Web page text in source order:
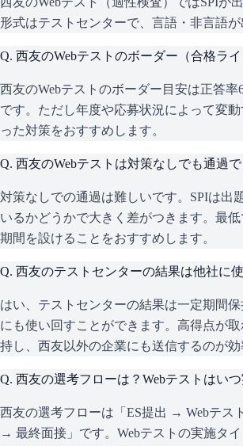
形式はテストセンターで、言語・非言語が
Q. 西友のWebテストのボーダー（合格ライ
西友のWebテストのボーダー目安は正答率
です。ただし年度や応募状況によって変
った対策をおすすめします。
Q. 西友のWebテストは対策なしでも通過で
対策なしでの通過は難しいです。SPIは出
いるかどうかで大きく差がつきます。最
期間を設けることをおすすめします。
Q. 西友のテストセンターの結果は他社に
はい、テストセンターの結果は一定期間
にも使い回すことができます。高得点が
持し、西友以外の企業にも送信するのが効
Q. 西友の選考フローは？Webテストはい
西友の選考フローは「ES提出 → Webテス
→ 最終面接」です。Webテストの実施タ